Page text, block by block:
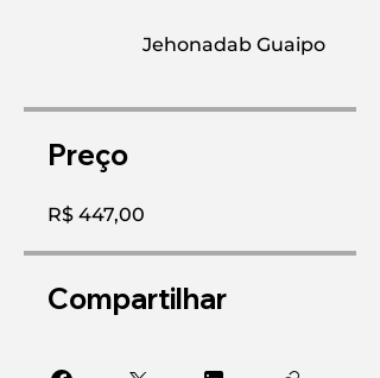
Jehonadab Guaipo
Preço
R$ 447,00
Compartilhar